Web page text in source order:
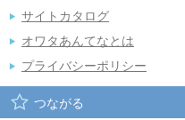
サイトカタログ
オワタあんてなとは
プライバシーポリシー
つながる